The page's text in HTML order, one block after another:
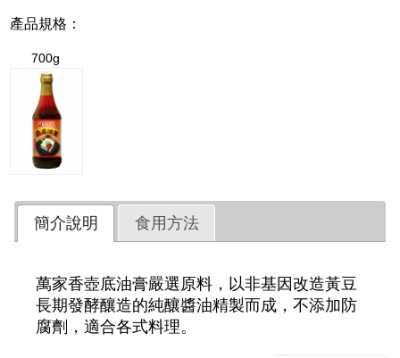
產品規格：
700g
簡介說明 食用方法
萬家香壺底油膏嚴選原料，以非基因改造黃豆
長期發酵釀造的純釀醬油精製而成，不添加防
腐劑，適合各式料理。